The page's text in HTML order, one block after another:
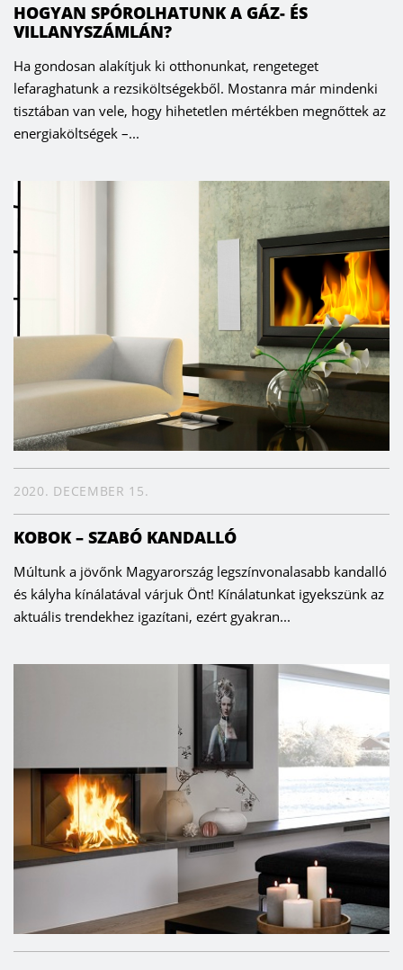
HOGYAN SPÓROLHATUNK A GÁZ- ÉS
VILLANYSZÁMLÁN?
Ha gondosan alakítjuk ki otthonunkat, rengeteget
lefaraghatunk a rezsiköltségekből. Mostanra már mindenki
tisztában van vele, hogy hihetetlen mértékben megnőttek az
energiaköltségek –...
2020. DECEMBER 15.
KOBOK – SZABÓ KANDALLÓ
Múltunk a jövőnk Magyarország legszínvonalasabb kandalló
és kályha kínálatával várjuk Önt! Kínálatunkat igyekszünk az
aktuális trendekhez igazítani, ezért gyakran...